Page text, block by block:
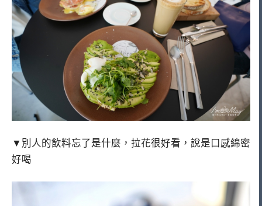
▼別人的飲料忘了是什麼，拉花很好看，說是口感綿密
好喝